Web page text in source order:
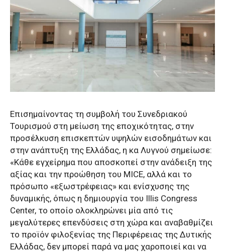
Επισημαίνοντας τη συμβολή του Συνεδριακού
Τουρισμού στη μείωση της εποχικότητας, στην
προσέλκυση επισκεπτών υψηλών εισοδημάτων και
στην ανάπτυξη της Ελλάδας, η κα Λυγνού σημείωσε:
«Κάθε εγχείρημα που αποσκοπεί στην ανάδειξη της
αξίας και την προώθηση του MICE, αλλά και το
πρόσωπο «εξωστρέφειας» και ενίσχυσης της
δυναμικής, όπως η δημιουργία του Illis Congress
Center, το οποίο ολοκληρώνει μία από τις
μεγαλύτερες επενδύσεις στη χώρα και αναβαθμίζει
το προϊόν φιλοξενίας της Περιφέρειας της Δυτικής
Ελλάδας, δεν μπορεί παρά να μας χαροποιεί και να